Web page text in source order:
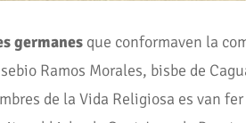
germanes que conformaven la
Ramos Morales, bisbe de
de la Vida Religiosa es van